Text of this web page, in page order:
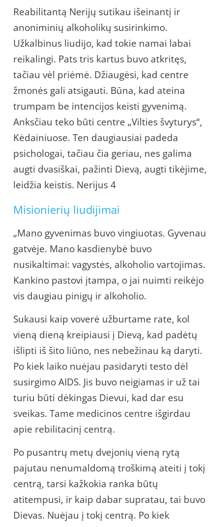
Reabilitantą Nerijų sutikau išeinantį ir
anoniminių alkoholikų susirinkimo.
Užkalbinus liudijo, kad tokie namai labai
reikalingi. Pats tris kartus buvo atkritęs,
tačiau vėl priėmė. Džiaugėsi, kad centre
žmonės gali atsigauti. Būna, kad ateina
trumpam be intencijos keisti gyvenimą.
Anksčiau teko būti centre „Vilties švyturys“,
Kėdainiuose. Ten daugiausiai padeda
psichologai, tačiau čia geriau, nes galima
augti dvasiškai, pažinti Dievą, augti tikėjime,
leidžia keistis. Nerijus 4
Misionierių liudijimai
„Mano gyvenimas buvo vingiuotas. Gyvenau
gatvėje. Mano kasdienybė buvo
nusikaltimai: vagystės, alkoholio vartojimas.
Kankino pastovi įtampa, o jai nuimti reikėjo
vis daugiau pinigų ir alkoholio.
Sukausi kaip voverė užburtame rate, kol
vieną dieną kreipiausi į Dievą, kad padėtų
išlipti iš šito liūno, nes nebežinau ką daryti.
Po kiek laiko nuėjau pasidaryti testo dėl
susirgimo AIDS. Jis buvo neigiamas ir už tai
turiu būti dėkingas Dievui, kad dar esu
sveikas. Tame medicinos centre išgirdau
apie rebilitacinį centrą.
Po pusantrų metų dvejonių vieną rytą
pajutau nenumaldomą troškimą ateiti į tokį
centrą, tarsi kažkokia ranka būtų
atitempusi, ir kaip dabar supratau, tai buvo
Dievas. Nuėjau į tokį centrą. Po kiek